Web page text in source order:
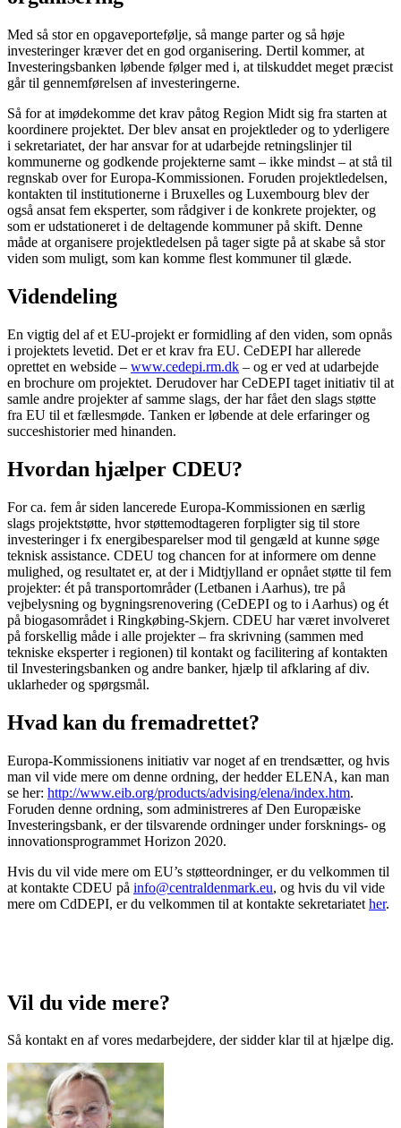
Med så stor en opgaveportefølje, så mange parter og så høje
investeringer kræver det en god organisering. Dertil kommer, at
Investeringsbanken løbende følger med i, at tilskuddet meget præcist
går til gennemførelsen af investeringerne.
Så for at imødekomme det krav påtog Region Midt sig fra starten at
koordinere projektet. Der blev ansat en projektleder og to yderligere
i sekretariatet, der har ansvar for at udarbejde retningslinjer til
kommunerne og godkende projekterne samt – ikke mindst – at stå til
regnskab over for Europa-Kommissionen. Foruden projektledelsen,
kontakten til institutionerne i Bruxelles og Luxembourg blev der
også ansat fem eksperter, som rådgiver i de konkrete projekter, og
som er udstationeret i de deltagende kommuner på skift. Denne
måde at organisere projektledelsen på tager sigte på at skabe så stor
viden som muligt, som kan komme flest kommuner til glæde.
Videndeling
En vigtig del af et EU-projekt er formidling af den viden, som opnås
i projektets levetid. Det er et krav fra EU. CeDEPI har allerede
oprettet en webside – www.cedepi.rm.dk – og er ved at udarbejde
en brochure om projektet. Derudover har CeDEPI taget initiativ til at
samle andre projekter af samme slags, der har fået den slags støtte
fra EU til et fællesmøde. Tanken er løbende at dele erfaringer og
succeshistorier med hinanden.
Hvordan hjælper CDEU?
For ca. fem år siden lancerede Europa-Kommissionen en særlig
slags projektstøtte, hvor støttemodtageren forpligter sig til store
investeringer i fx energibesparelser mod til gengæld at kunne søge
teknisk assistance. CDEU tog chancen for at informere om denne
mulighed, og resultatet er, at der i Midtjylland er opnået støtte til fem
projekter: ét på transportområder (Letbanen i Aarhus), tre på
vejbelysning og bygningsrenovering (CeDEPI og to i Aarhus) og ét
på biogasområdet i Ringkøbing-Skjern. CDEU har været involveret
på forskellig måde i alle projekter – fra skrivning (sammen med
tekniske eksperter i regionen) til kontakt og facilitering af kontakten
til Investeringsbanken og andre banker, hjælp til afklaring af div.
uklarheder og spørgsmål.
Hvad kan du fremadrettet?
Europa-Kommissionens initiativ var noget af en trendsætter, og hvis
man vil vide mere om denne ordning, der hedder ELENA, kan man
se her: http://www.eib.org/products/advising/elena/index.htm.
Foruden denne ordning, som administreres af Den Europæiske
Investeringsbank, er der tilsvarende ordninger under forsknings- og
innovationsprogrammet Horizon 2020.
Hvis du vil vide mere om EU’s støtteordninger, er du velkommen til
at kontakte CDEU på info@centraldenmark.eu, og hvis du vil vide
mere om CdDEPI, er du velkommen til at kontakte sekretariatet her.
Vil du vide mere?
Så kontakt en af vores medarbejdere, der sidder klar til at hjælpe dig.